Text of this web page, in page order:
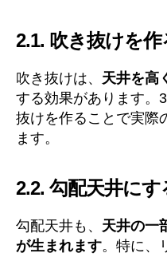
2.1. 吹き抜けを作
吹き抜けは、 天井を高
する効果があります。
抜けを作ることで実際
ます。
2.2. 勾配天井にす
勾配天井も、 天井の一
が生まれます。特に、